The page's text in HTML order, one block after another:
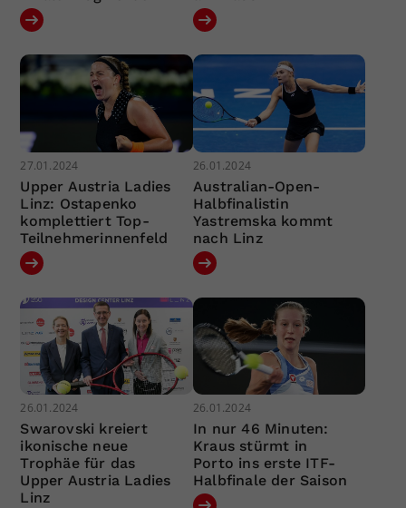
27.01.2024
Upper Austria Ladies
Linz: Ostapenko
komplettiert Top-
Teilnehmerinnenfeld
26.01.2024
Australian-Open-
Halbfinalistin
Yastremska kommt
nach Linz
26.01.2024
Swarovski kreiert
ikonische neue
Trophäe für das
Upper Austria Ladies
Linz
26.01.2024
In nur 46 Minuten:
Kraus stürmt in
Porto ins erste ITF-
Halbfinale der Saison